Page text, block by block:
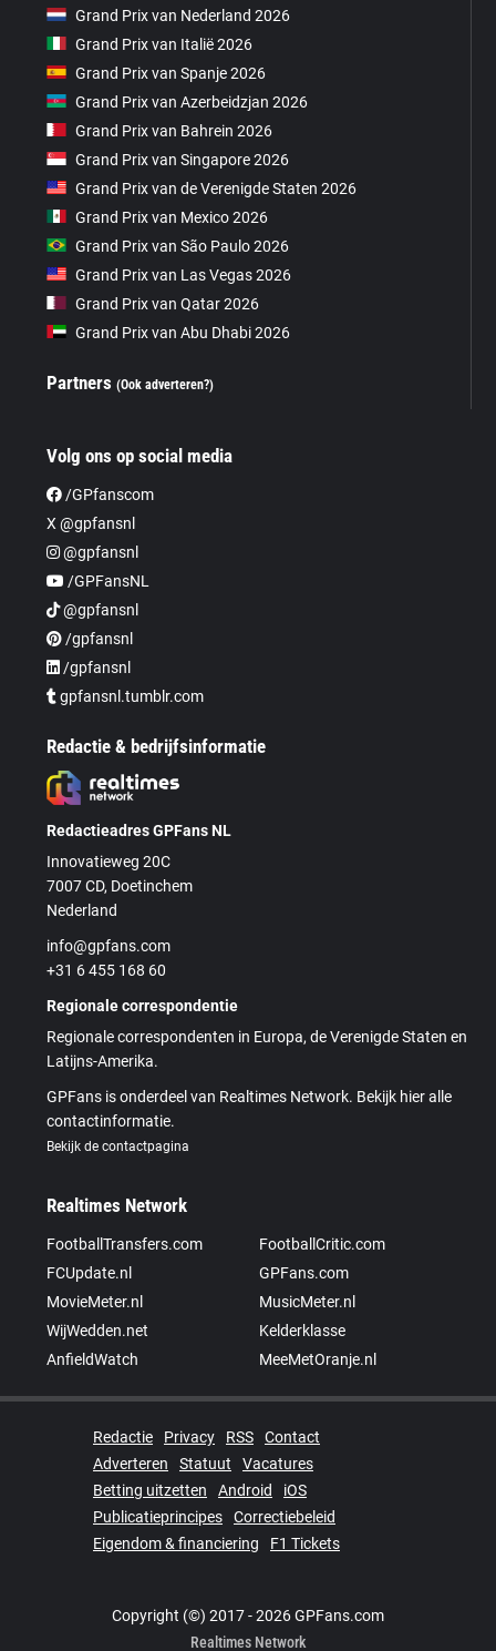
Grand Prix van Nederland 2026
Grand Prix van Italië 2026
Grand Prix van Spanje 2026
Grand Prix van Azerbeidzjan 2026
Grand Prix van Bahrein 2026
Grand Prix van Singapore 2026
Grand Prix van de Verenigde Staten 2026
Grand Prix van Mexico 2026
Grand Prix van São Paulo 2026
Grand Prix van Las Vegas 2026
Grand Prix van Qatar 2026
Grand Prix van Abu Dhabi 2026
Partners(Ook adverteren?)
Volg ons op social media
/GPfanscom
X @gpfansnl
@gpfansnl
/GPFansNL
@gpfansnl
/gpfansnl
/gpfansnl
gpfansnl.tumblr.com
Redactie & bedrijfsinformatie
Redactieadres GPFans NL
Innovatieweg 20C
7007 CD, Doetinchem
Nederland
info@gpfans.com
+31 6 455 168 60
Regionale correspondentie
Regionale correspondenten in Europa, de Verenigde Staten en
Latijns-Amerika.
GPFans is onderdeel van Realtimes Network. Bekijk hier alle
contactinformatie.
Bekijk de contactpagina
Realtimes Network
FootballTransfers.com
FootballCritic.com
FCUpdate.nl
GPFans.com
MovieMeter.nl
MusicMeter.nl
WijWedden.net
Kelderklasse
AnfieldWatch
MeeMetOranje.nl
Redactie Privacy RSS
Contact
Adverteren
Statuut
Vacatures
Betting uitzetten
Android
iOS
Publicatieprincipes
Correctiebeleid
Eigendom & financiering
F1 Tickets
Copyright (©) 2017 - 2026 GPFans.com
Realtimes Network